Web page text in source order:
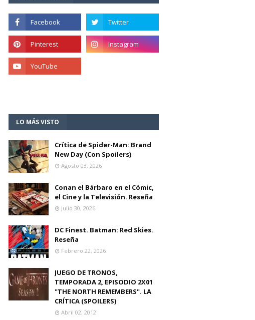
LO MÁS VISTO
Crítica de Spider-Man: Brand
New Day (Con Spoilers)
Agosto 03, 2026
Conan el Bárbaro en el Cómic,
el Cine y la Televisión. Reseña
Julio 30, 2026
DC Finest. Batman: Red Skies.
Reseña
Febrero 22, 2026
JUEGO DE TRONOS,
TEMPORADA 2, EPISODIO 2X01
"THE NORTH REMEMBERS". LA
CRÍTICA (SPOILERS)
Abril 02, 2012